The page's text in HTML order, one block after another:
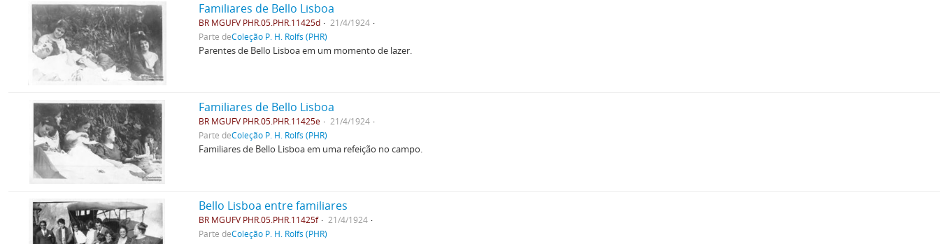
Familiares de Bello Lisboa
BR MGUFV PHR.05.PHR.11425d
21/4/1924
Parte deColeção P. H. Rolfs (PHR)
Parentes de Bello Lisboa em um momento de lazer.
Familiares de Bello Lisboa
BR MGUFV PHR.05.PHR.11425e
21/4/1924
Parte deColeção P. H. Rolfs (PHR)
Familiares de Bello Lisboa em uma refeição no campo.
Bello Lisboa entre familiares
BR MGUFV PHR.05.PHR.11425f
21/4/1924
Parte deColeção P. H. Rolfs (PHR)